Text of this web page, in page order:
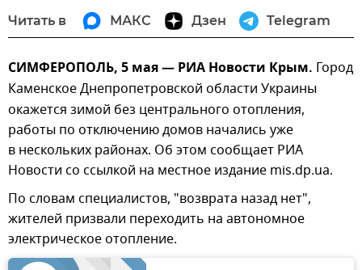
Читать в МАКС Дзен Telegram
СИМФЕРОПОЛЬ, 5 мая — РИА Новости Крым. Город
КаменскоеДнепропетровской области Украины
окажется зимой без центрального отопления,
работы по отключению домов начались уже
в нескольких районах. Об этом сообщает РИА
Новости со ссылкой на местное издание mis.dp.ua.
По словам специалистов, "возврата назад нет",
жителей призвали переходить на автономное
электрическое отопление.